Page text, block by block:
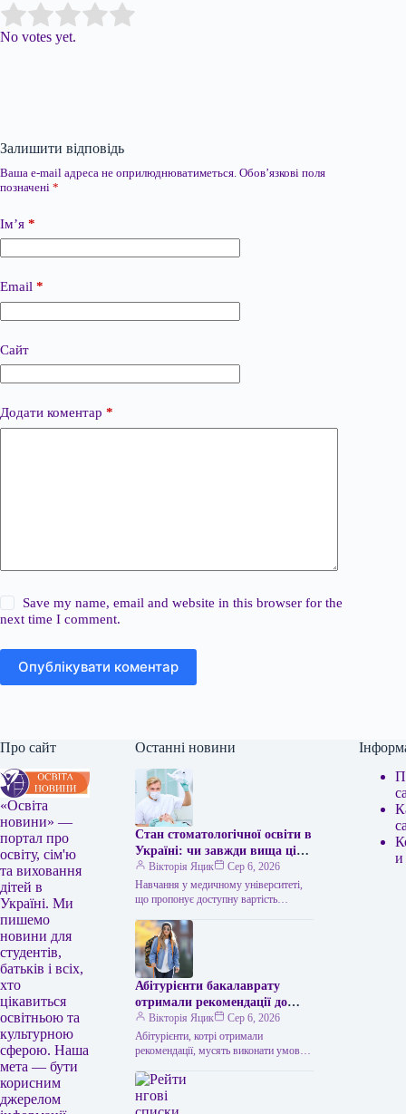
Rate this item:
No votes yet.
Залишити відповідь
Ваша e-mail адреса не оприлюднюватиметься. Обов’язкові поля
позначені *
Ім’я *
Email *
Сайт
Додати коментар *
Save my name, email and website in this browser for the
next time I comment.
Опублікувати коментар
Про сайт
«Освіта
новини» —
портал про
освіту, сім'ю
та виховання
дітей в
Україні. Ми
пишемо
новини для
студентів,
батьків і всіх,
хто
цікавиться
освітньою та
культурною
сферою. Наша
мета — бути
корисним
джерелом
Останні новини
Стан стоматологічної освіти в
Україні: чи завжди вища ціна
гарантує кращу якість?
Вікторія Яцик
Сер 6, 2026
Навчання у медичному університеті,
що пропонує доступну вартість
нижчу якість. Найвищу плату за
навчання пропонує Львівський…
Абітурієнти бакалаврату
отримали рекомендації до
зарахування на бюджетні та
комерційні місця.
Вікторія Яцик
Сер 6, 2026
Абітурієнти, котрі отримали
рекомендації, мусять виконати умови
Абітурієнти на бакалаврат одержали
рекомендації на бюджет і…
и